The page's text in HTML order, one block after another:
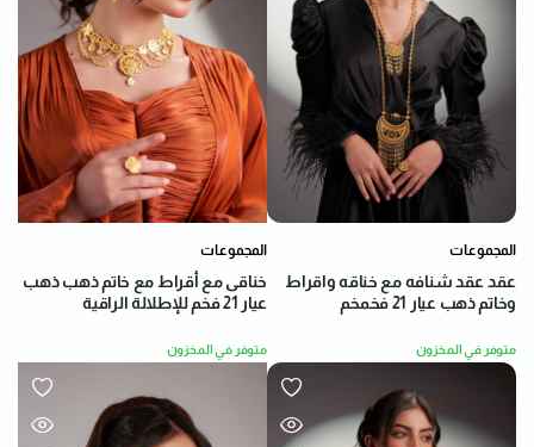
المجموعات
خناقى مع أقراط مع خاتم ذهب ذهب
عيار 21 فخم للإطلالة الراقية
متوفر في المخزون
المجموعات
عقد عقد شنافه مع خناقه واقراط
وخاتم ذهب عيار 21 فخمخم
متوفر في المخزون